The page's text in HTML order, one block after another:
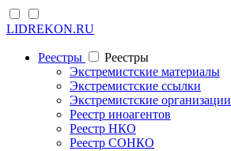
LIDREKON.RU
Реестры
Реестры
Экстремистские материалы
Экстремистские ссылки
Экстремистские организации
Реестр иноагентов
Реестр НКО
Реестр СОНКО